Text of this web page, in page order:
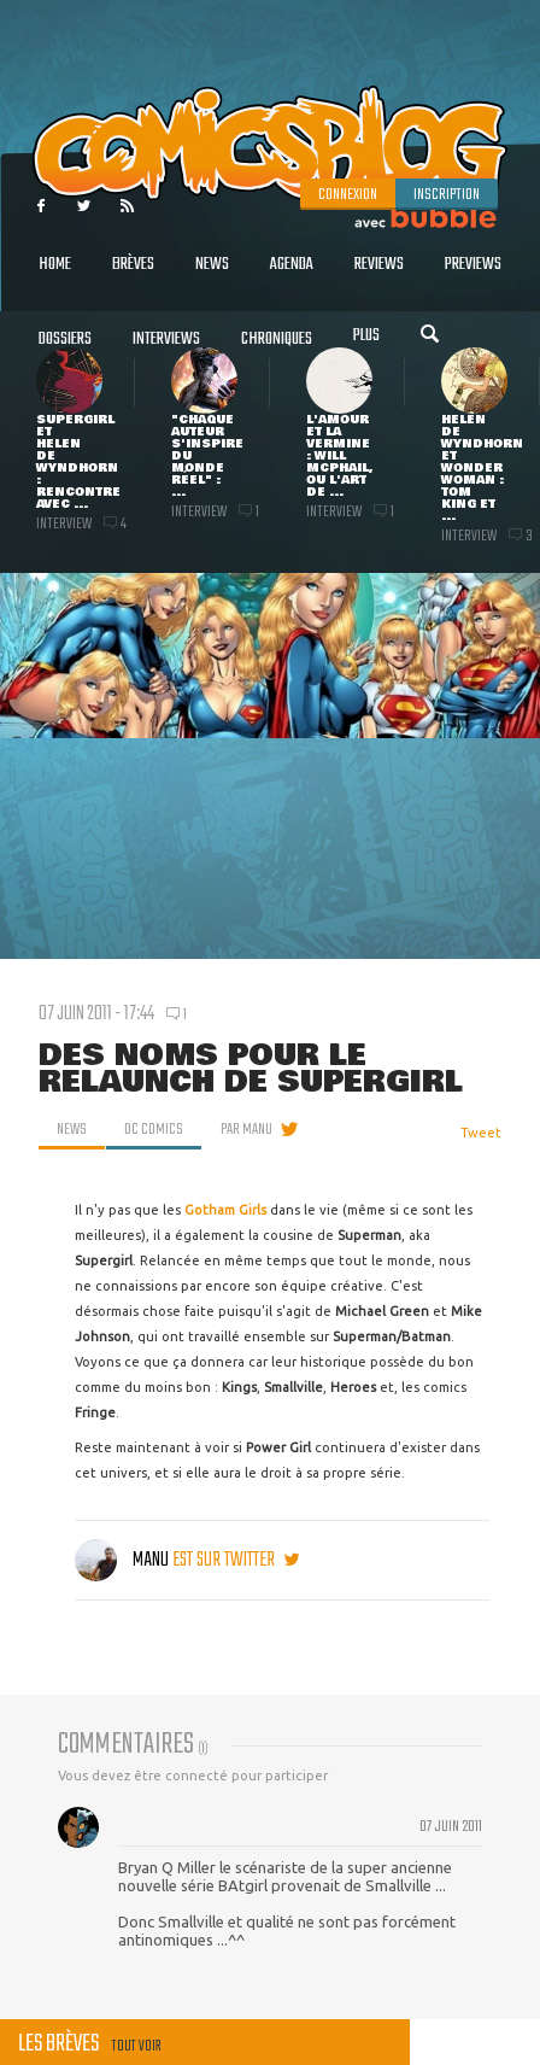
CONNEXION INSCRIPTION
HOME BRÈVES NEWS AGENDA REVIEWS PREVIEWS
DOSSIERS INTERVIEWS CHRONIQUES PLUS
SUPERGIRL
ET
HELEN
DE
WYNDHORN
:
RENCONTRE
AVEC ...
INTERVIEW 4
"CHAQUE
AUTEUR
S'INSPIRE
DU
MONDE
RÉEL" :
...
INTERVIEW 1
L'AMOUR
ET LA
VERMINE
: WILL
MCPHAIL,
OU L'ART
DE ...
INTERVIEW 1
HELEN
DE
WYNDHORN
ET
WONDER
WOMAN :
TOM
KING ET
...
INTERVIEW 3
07 JUIN 2011 - 17:44 1
DES NOMS POUR LE
RELAUNCH DE SUPERGIRL
NEWS DC COMICS PARMANU Tweet
Il n'y pas que les Gotham Girlsdans le vie (même si ce sont les
meilleures), il a également la cousine de Superman , aka
Supergirl . Relancée en même temps que tout le monde, nous
ne connaissions par encore son équipe créative. C'est
désormais chose faite puisqu'il s'agit de Michael Green et Mike
Johnson , qui ont travaillé ensemble sur Superman/Batman
Voyons ce que ça donnera car leur historique possède du bon
comme du moins bon : Kings, Smallville Heroeset, les comics
Fringe
Reste maintenant à voir si Power Girl continuera d'exister dans
cet univers, et si elle aura le droit à sa propre série.
MANUEST SUR TWITTER
COMMENTAIRES (1)
Vous devez être connecté pour participer
07 JUIN 2011
Bryan Q Miller le scénariste de la super ancienne
nouvelle série BAtgirl provenait de Smallville ...
Donc Smallville et qualité ne sont pas forcément
antinomiques ...^^
LES BRÈVES TOUT VOIR